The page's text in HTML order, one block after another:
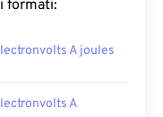
formati:
A joules
A